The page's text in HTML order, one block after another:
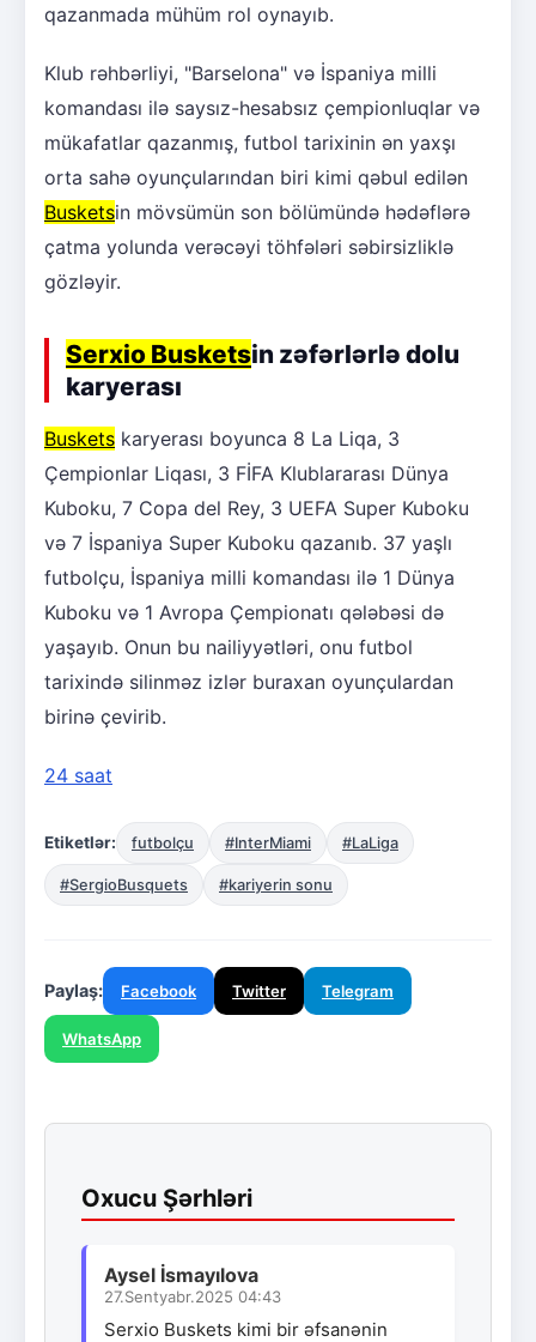
qazanmada mühüm rol oynayıb.
Klub rəhbərliyi, "Barselona" və İspaniya milli
komandası ilə saysız-hesabsız çempionluqlar və
mükafatlar qazanmış, futbol tarixinin ən yaxşı
orta sahə oyunçularından biri kimi qəbul edilən
Busketsin mövsümün son bölümündə hədəflərə
çatma yolunda verəcəyi töhfələri səbirsizliklə
gözləyir.
Serxio Busketsin zəfərlərlə dolu
karyerası
Buskets karyerası boyunca 8 La Liqa, 3
Çempionlar Liqası, 3 FİFA Klublararası Dünya
Kuboku, 7 Copa del Rey, 3 UEFA Super Kuboku
və 7 İspaniya Super Kuboku qazanıb. 37 yaşlı
futbolçu, İspaniya milli komandası ilə 1 Dünya
Kuboku və 1 Avropa Çempionatı qələbəsi də
yaşayıb. Onun bu nailiyyətləri, onu futbol
tarixində silinməz izlər buraxan oyunçulardan
birinə çevirib.
24 saat
Etiketlər: futbolçu #InterMiami #LaLiga
#SergioBusquets #kariyerin sonu
Paylaş: Facebook Twitter Telegram
WhatsApp
Oxucu Şərhləri
Aysel İsmayılova
27.Sentyabr.2025 04:43
Serxio Buskets kimi bir əfsanənin